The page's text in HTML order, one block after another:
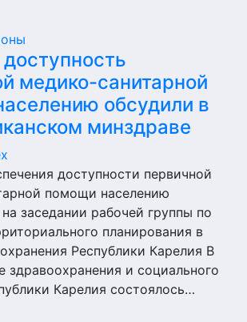
медико-санитарной
обсудили в
минздраве
доступности первичной
помощи населению
заседании рабочей группы по
планирования в
Республики Карелия В
здравоохранения и социального
Карелия состоялось…